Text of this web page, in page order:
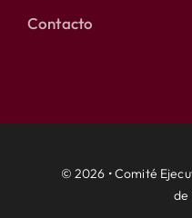
Contacto
© 2026 • Comité
de